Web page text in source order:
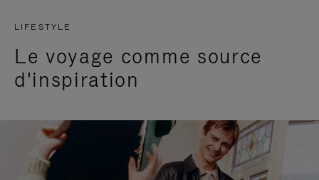
LIFESTYLE
Le voyage comme source
d'inspiration